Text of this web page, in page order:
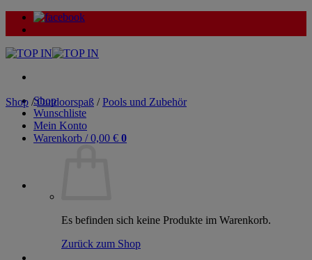
Zum
Inhalt
Shop
Wunschliste
Mein Konto
Warenkorb /0,00 € 0
Es befinden sich keine Produkte im Warenkorb.
Zurück zum Shop
Shop / Outdoorspaß / Pools und Zubehör